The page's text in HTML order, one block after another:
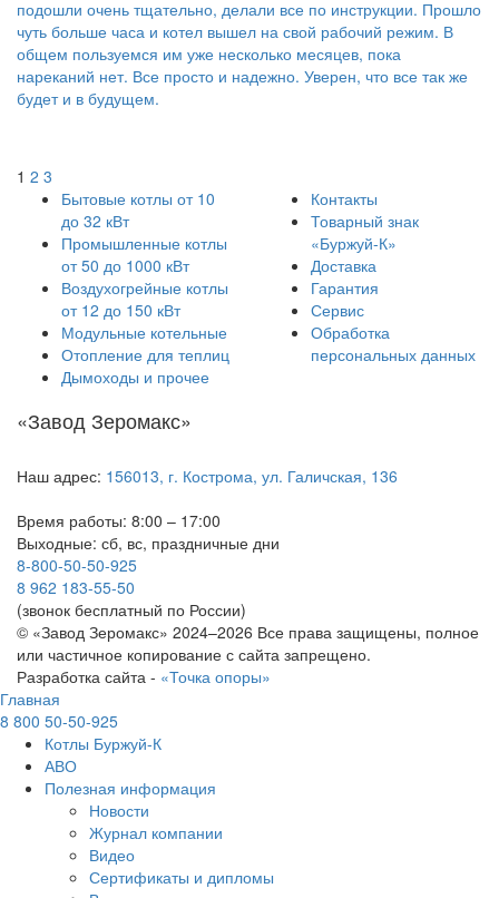
подошли очень тщательно, делали все по инструкции. Прошло
чуть больше часа и котел вышел на свой рабочий режим. В
общем пользуемся им уже несколько месяцев, пока
нареканий нет. Все просто и надежно. Уверен, что все так же
будет и в будущем.
1 2 3
Бытовые котлы от 10
до 32 кВт
Промышленные котлы
от 50 до 1000 кВт
Воздухогрейные котлы
от 12 до 150 кВт
Модульные котельные
Отопление для теплиц
Дымоходы и прочее
Контакты
Товарный знак
«Буржуй-К»
Доставка
Гарантия
Сервис
Обработка
персональных данных
«Завод Зеромакс»
Наш адрес: 156013, г. Кострома, ул. Галичская, 136
Время работы: 8:00 – 17:00
Выходные: сб, вс, праздничные дни
8-800-50-50-925
8 962 183-55-50
(звонок бесплатный по России)
© «Завод Зеромакс» 2024–2026 Все права защищены, полное
или частичное копирование с сайта запрещено.
Разработка сайта - «Точка опоры»
Главная
8 800 50-50-925
Котлы Буржуй-К
АВО
Полезная информация
Новости
Журнал компании
Видео
Сертификаты и дипломы